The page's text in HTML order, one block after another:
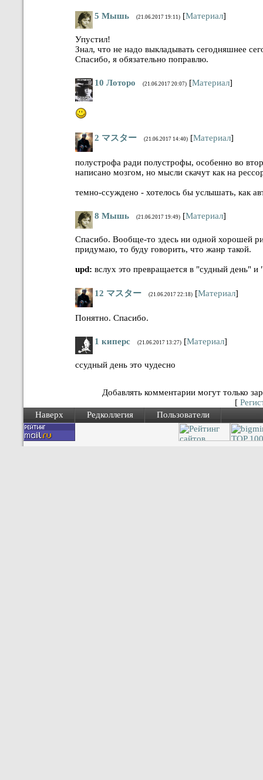
5 Мышь (21.06.2017 19:11) [Материал]
Упустил!
Знал, что не надо выкладывать сегодняшнее
Спасибо, я обязательно поправлю.
10 Лоторо (21.06.2017 20:07) [Материал]
2 マスター (21.06.2017 14:40) [Материал]
полустрофа ради полустрофы, особенно во
написано мозгом, но мысли скачут как на
темно-ссуждено - хотелось бы услышать, как
8 Мышь (21.06.2017 19:49) [Материал]
Спасибо. Вообще-то здесь ни одной хорошей
придумаю, то буду говорить, что жанр такой.
upd: вслух это превращается в "судный день" и
12 マスター (21.06.2017 22:18) [Материал]
Понятно. Спасибо.
1 киперс (21.06.2017 13:27) [Материал]
ссудный день это чудесно
Добавлять комментарии могут только
[
Наверх
Редколлегия Пользователи